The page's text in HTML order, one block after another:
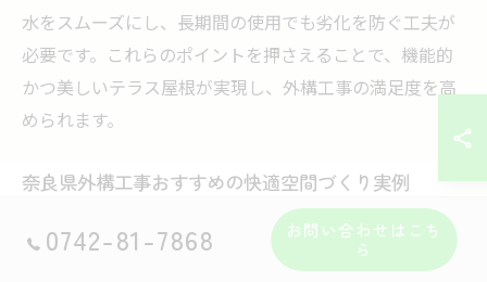
水をスムーズにし、長期間の使用でも劣化を防ぐ工夫が
必要です。これらのポイントを押さえることで、機能的
かつ美しいテラス屋根が実現し、外構工事の満足度を高
められます。
奈良県外構工事おすすめの快適空間づくり実例
奈良県での外構工事における快適空間づくりの実例とし
て、庭全体の景観と調和したテラス屋根設置が挙げられ
0742-81-7868
お問い合わせはこち
ら